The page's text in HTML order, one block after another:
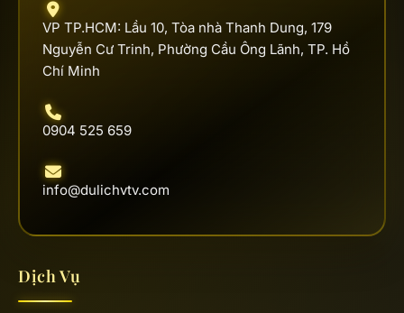
VP TP.HCM: Lầu 10, Tòa nhà Thanh Dung, 179
Nguyễn Cư Trinh, Phường Cầu Ông Lãnh, TP. Hồ
Chí Minh
0904 525 659
info@dulichvtv.com
Dịch Vụ